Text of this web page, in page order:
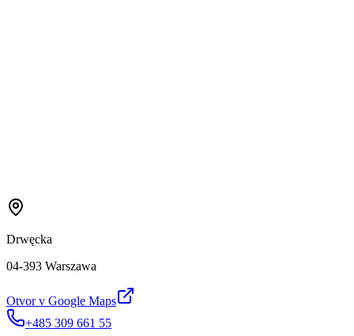
Drwęcka
04-393 Warszawa
Otvor v Google Maps
+485 309 661 55